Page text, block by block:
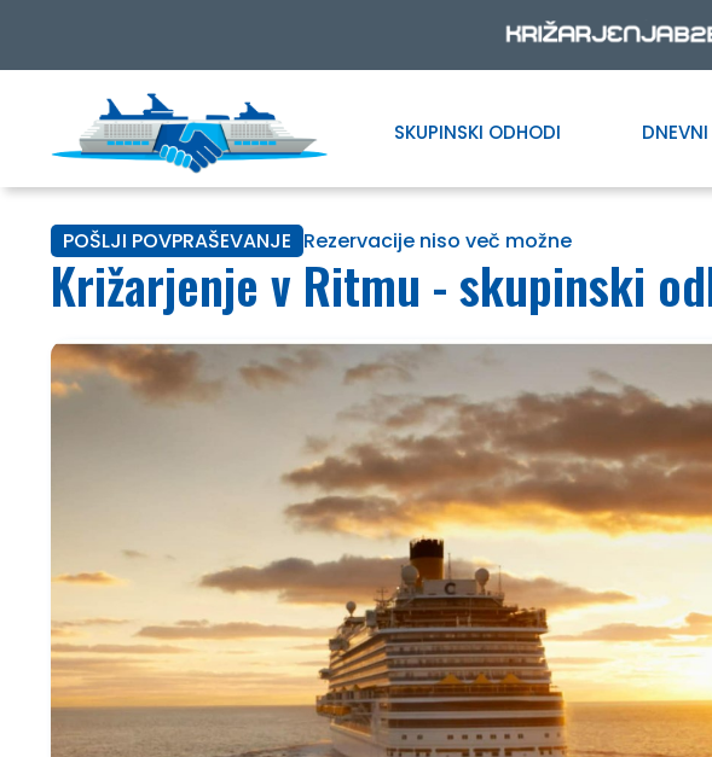
Skip
Skip
SKUPINSKI ODHODI DNEVNI
POŠLJI POVPRAŠEVANJE Rezervacije niso več možne
Križarjenje v Ritmu - skupinski